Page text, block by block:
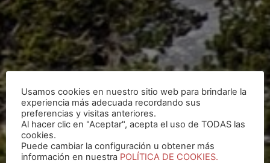
Usamos cookies en nuestro sitio web para brindarle la
experiencia más adecuada recordando sus
preferencias y visitas anteriores.
Al hacer clic en "Aceptar", acepta el uso de TODAS las
cookies.
Puede cambiar la configuración u obtener más
información en nuestra POLÍTICA DE COOKIES.